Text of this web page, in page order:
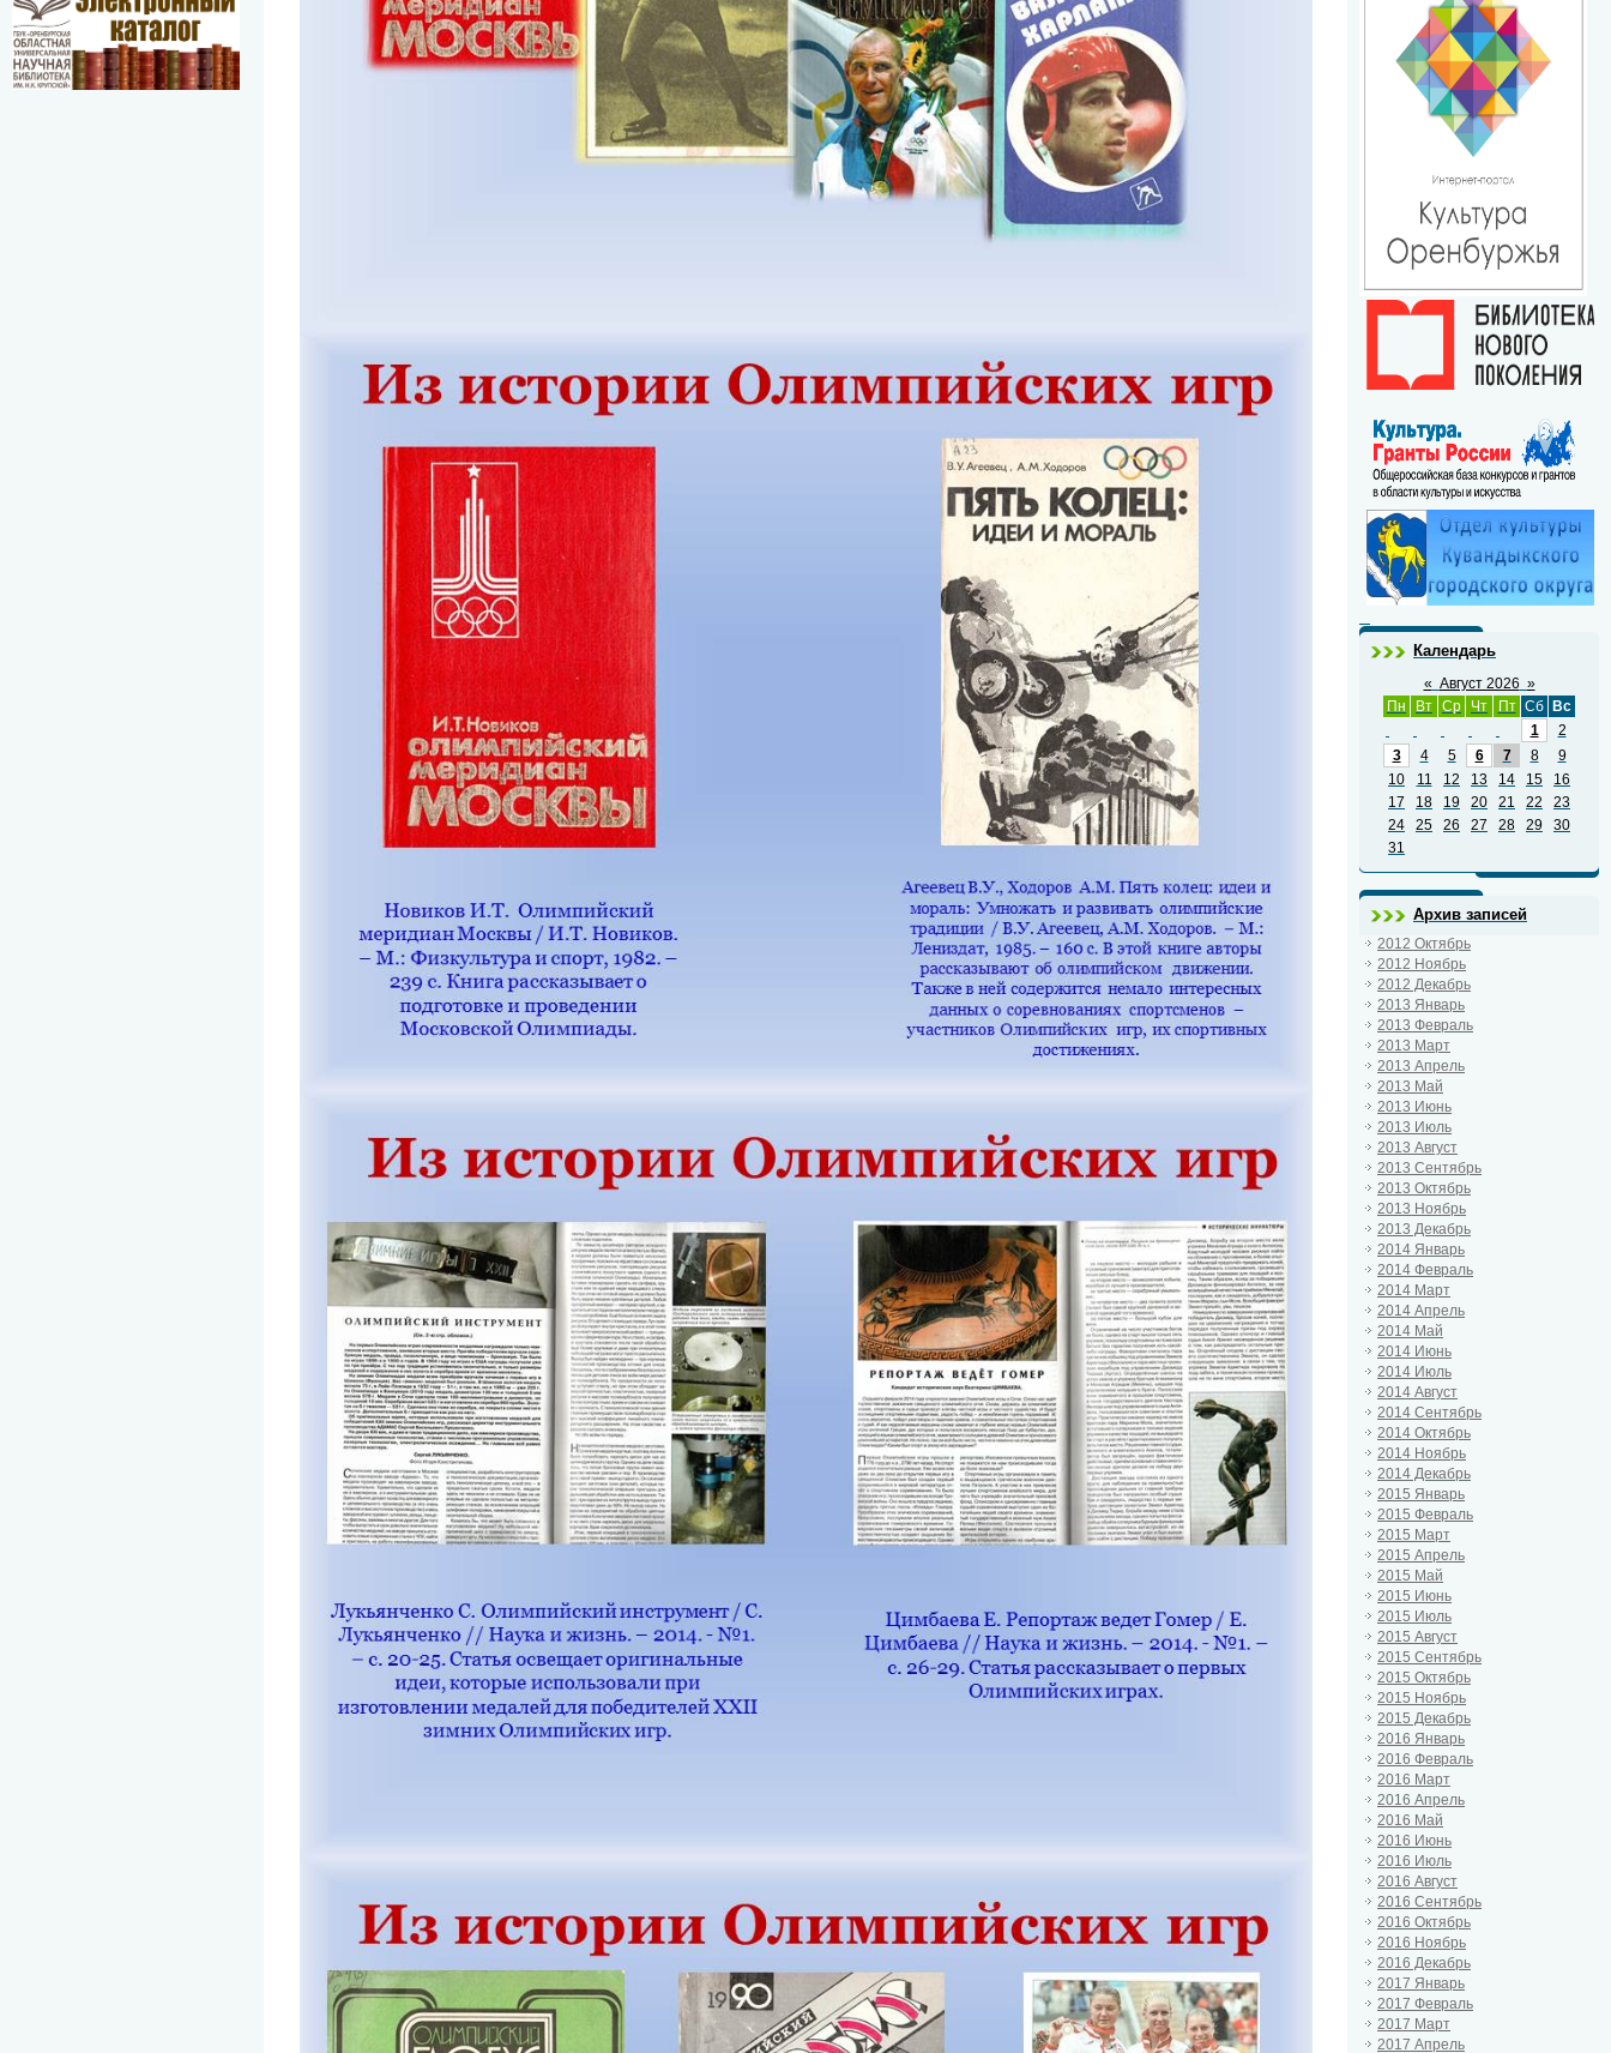
Календарь
« Август 2026 »
Пн
Вт Ср Чт Пт Сб
Вс
1
2
3
4 5 6 7 8
9
10
11 12 13 14 15
16
17
18 19 20 21 22
23
24
25 26 27 28 29
30
31
Архив записей
2012 Октябрь
2012 Ноябрь
2012 Декабрь
2013 Январь
2013 Февраль
2013 Март
2013 Апрель
2013 Май
2013 Июнь
2013 Июль
2013 Август
2013 Сентябрь
2013 Октябрь
2013 Ноябрь
2013 Декабрь
2014 Январь
2014 Февраль
2014 Март
2014 Апрель
2014 Май
2014 Июнь
2014 Июль
2014 Август
2014 Сентябрь
2014 Октябрь
2014 Ноябрь
2014 Декабрь
2015 Январь
2015 Февраль
2015 Март
2015 Апрель
2015 Май
2015 Июнь
2015 Июль
2015 Август
2015 Сентябрь
2015 Октябрь
2015 Ноябрь
2015 Декабрь
2016 Январь
2016 Февраль
2016 Март
2016 Апрель
2016 Май
2016 Июнь
2016 Июль
2016 Август
2016 Сентябрь
2016 Октябрь
2016 Ноябрь
2016 Декабрь
2017 Январь
2017 Февраль
2017 Март
2017 Апрель